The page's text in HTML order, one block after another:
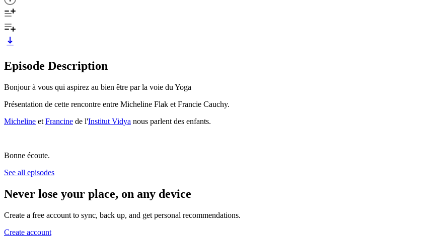
Episode Description
Bonjour à vous qui aspirez au bien être par la voie du Yoga
Présentation de cette rencontre entre Micheline Flak et Francie Cauchy.
Micheline et Francine de l'Institut Vidya nous parlent des enfants.
Bonne écoute.
See all episodes
Never lose your place, on any device
Create a free account to sync, back up, and get personal recommendations.
Create account